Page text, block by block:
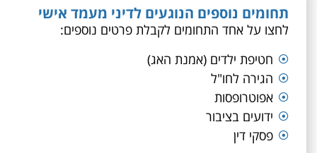
תחומים נוספים הנוגעים לדיני מעמד אישי
לחצו על אחד התחומים לקבלת פרטים נוספים:
חטיפת ילדים (אמנת האג)
הגירה לחו"ל
אפוטרופסות
ידועים בציבור
פסקי דין